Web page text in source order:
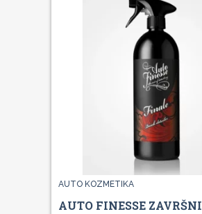
AUTO KOZMETIKA
AUTO FINESSE ZAVRŠNI